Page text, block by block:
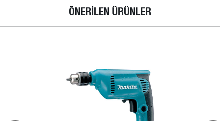
ÖNERİLEN ÜRÜNLER